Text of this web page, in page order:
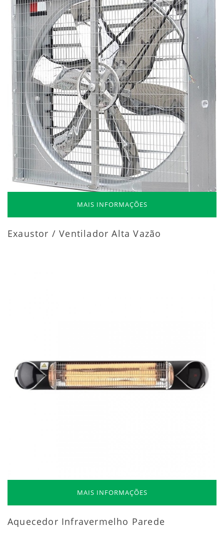
MAIS INFORMAÇÕES
Exaustor / Ventilador Alta Vazão
MAIS INFORMAÇÕES
Aquecedor Infravermelho Parede